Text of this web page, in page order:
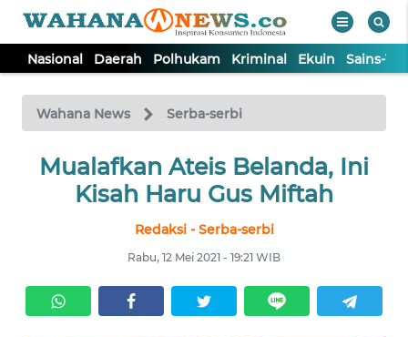
Nasional Daerah Polhukam Kriminal Ekuin Sains-
Wahana News Serba-serbi
Mualafkan Ateis Belanda, Ini
Kisah Haru Gus Miftah
Redaksi - Serba-serbi
Rabu, 12 Mei 2021 - 19:21 WIB
TV
Tutup
NASIONAL
KRIMINAL